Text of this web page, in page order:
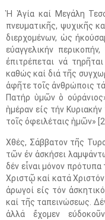
Ἡ Ἁγία καί Μεγάλη
πνευματικῆς, ψυχικῆς
διερχομένων, ὡς
εὐαγγελικήν
ἐπιτρέπεται νά
καθώς καί διά τῆς
ἀφῆτε τοῖς ἀνθρώποις
Πατήρ ὑμῶν ὁ
ἡμέραν εἰς τήν
τοῖς ὀφειλέταις ἡμῶν» [2].
Χθές, Σάββατον τῆς
τῶν ἐν ἀσκήσει
δέν εἶναι μόνον
Χριστῷ καί κατά
ἀρωγοί εἰς τόν
καί τῆς ταπεινώσεως.
ἀλλά ἔχομεν